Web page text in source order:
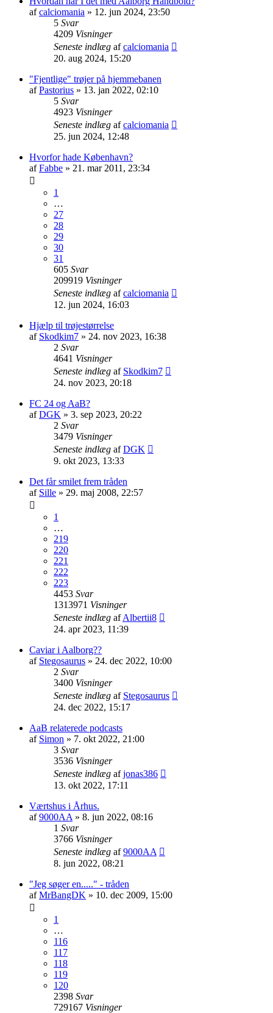
afcalciomania » 12. jun 2024, 23:50
5 Svar
4209 Visninger
Seneste indlæg afcalciomania
20. aug 2024, 15:20
"Fjentlige" trøjer på hjemmebanen
afPastorius » 13. jan 2022, 02:10
5 Svar
4923 Visninger
Seneste indlæg afcalciomania
25. jun 2024, 12:48
Hvorfor hade København?
afFabbe » 21. mar 2011, 23:34
1
…
27
28
29
30
31
605 Svar
209919 Visninger
Seneste indlæg afcalciomania
12. jun 2024, 16:03
Hjælp til trøjestørrelse
af Skodkim7 » 24. nov 2023, 16:38
2 Svar
4641 Visninger
Seneste indlæg af Skodkim7
24. nov 2023, 20:18
FC 24 og AaB?
afDGK » 3. sep 2023, 20:22
2 Svar
3479 Visninger
Seneste indlæg afDGK
9. okt 2023, 13:33
Det får smilet frem tråden
af Sille » 29. maj 2008, 22:57
1
…
219
220
221
222
223
4453 Svar
1313971 Visninger
Seneste indlæg afAlbertii8
24. apr 2023, 11:39
Caviar i Aalborg??
af Stegosaurus » 24. dec 2022, 10:00
2 Svar
3400 Visninger
Seneste indlæg af Stegosaurus
24. dec 2022, 15:17
AaB relaterede podcasts
af Simon » 7. okt 2022, 21:00
3 Svar
3536 Visninger
Seneste indlæg afjonas386
13. okt 2022, 17:11
Værtshus i Århus.
af9000AA » 8. jun 2022, 08:16
1 Svar
3766 Visninger
Seneste indlæg af9000AA
8. jun 2022, 08:21
"Jeg søger en....." - tråden
afMrBangDK » 10. dec 2009, 15:00
1
…
116
117
118
119
120
2398 Svar
729167 Visninger